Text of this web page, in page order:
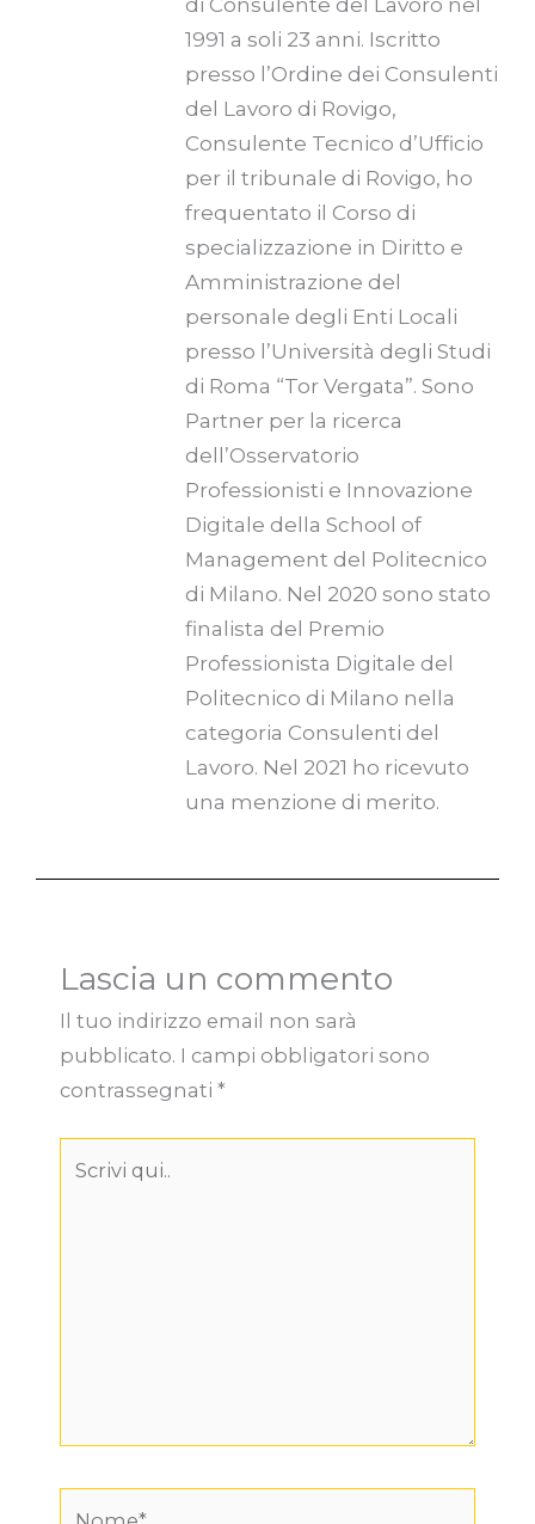
di Consulente del Lavoro nel
1991 a soli 23 anni. Iscritto
presso l’Ordine dei Consulenti
del Lavoro di Rovigo,
Consulente Tecnico d’Ufficio
per il tribunale di Rovigo, ho
frequentato il Corso di
specializzazione in Diritto e
Amministrazione del
personale degli Enti Locali
presso l’Università degli Studi
di Roma “Tor Vergata”. Sono
Partner per la ricerca
dell’Osservatorio
Professionisti e Innovazione
Digitale della School of
Management del Politecnico
di Milano. Nel 2020 sono stato
finalista del Premio
Professionista Digitale del
Politecnico di Milano nella
categoria Consulenti del
Lavoro. Nel 2021 ho ricevuto
una menzione di merito.
Lascia un commento
Il tuo indirizzo email non sarà
pubblicato. I campi obbligatori sono
contrassegnati *